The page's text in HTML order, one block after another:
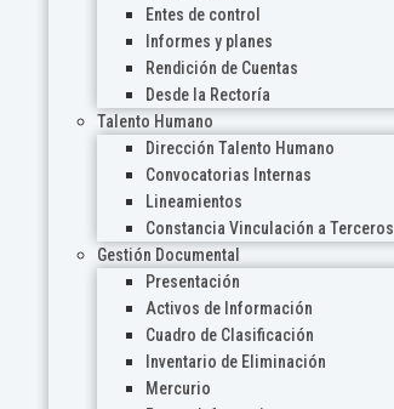
Entes de control
Informes y planes
Rendición de Cuentas
Desde la Rectoría
Talento Humano
Dirección Talento Humano
Convocatorias Internas
Lineamientos
Constancia Vinculación a Terceros
Gestión Documental
Presentación
Activos de Información
Cuadro de Clasificación
Inventario de Eliminación
Mercurio